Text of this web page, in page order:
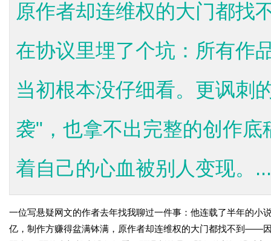
原作者却连维权的大门都
在协议里埋了个坑：所有作
当初根本没仔细看。更讽刺
袭"，也拿不出完整的创作
着自己的心血被别人变现。...
一位写悬疑网文的作者去年找我聊过一件事：他连载了半年的小
亿，制作方赚得盆满钵满，原作者却连维权的大门都找不到 ——因